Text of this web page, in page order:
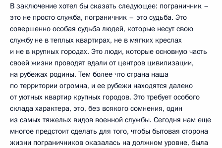
В заключение хотел бы сказать следующее: пограничник –
это не просто служба, пограничник – это судьба. Это
совершенно особая судьба людей, которые несут свою
службу не в теплых квартирах, не в мягких креслах
и не в крупных городах. Это люди, которые основную часть
своей жизни проводят вдали от центров цивилизации,
на рубежах родины. Тем более что страна наша
по территории огромна, и ее рубежи находятся далеко
от уютных квартир крупных городов. Это требует особого
склада характера, это, без всякого сомнения, один
из самых тяжелых видов военной службы. Сегодня нам еще
многое предстоит сделать для того, чтобы бытовая сторона
жизни пограничников оказалась на должном уровне, была